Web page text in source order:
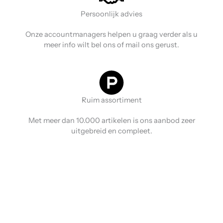
Persoonlijk advies
Onze accountmanagers helpen u graag verder als u
meer info wilt bel ons of mail ons gerust.
Ruim assortiment
Met meer dan 10.000 artikelen is ons aanbod zeer
uitgebreid en compleet.